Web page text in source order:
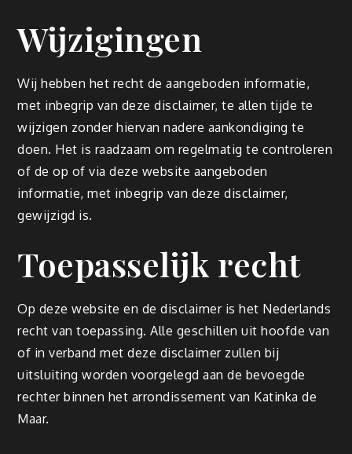
Wijzigingen
Wij hebben het recht de aangeboden informatie,
met inbegrip van deze disclaimer, te allen tijde te
wijzigen zonder hiervan nadere aankondiging te
doen. Het is raadzaam om regelmatig te controleren
of de op of via deze website aangeboden
informatie, met inbegrip van deze disclaimer,
gewijzigd is.
Toepasselijk recht
Op deze website en de disclaimer is het Nederlands
recht van toepassing. Alle geschillen uit hoofde van
of in verband met deze disclaimer zullen bij
uitsluiting worden voorgelegd aan de bevoegde
rechter binnen het arrondissement van Katinka de
Maar.